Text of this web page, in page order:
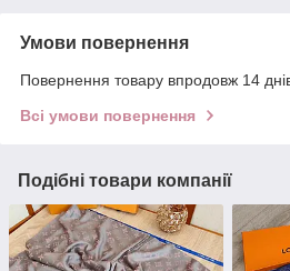
Умови повернення
Повернення товару впродовж 14
Всі умови повернення
Подібні товари компанії